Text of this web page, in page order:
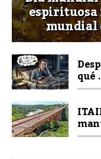
espirituosa
mundial
qué